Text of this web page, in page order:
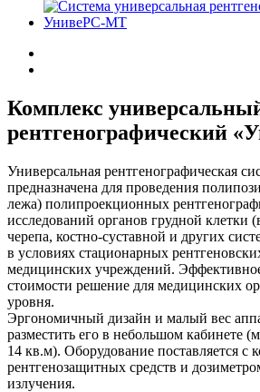
Комплекс
рентгенографический
Универсальная рентгенографическая
предназначена для проведения
лежа) полипроекционных
исследований органов грудной клетки
черепа, костно-суставной и других
в условиях стационарных
медицинских учреждений.
стоимости решение для медицинских
уровня.
Эргономичный дизайн и малый вес
разместить его в небольшом кабинете
14 кв.м). Оборудование поставляется с
рентгенозащитных средств и
излучения.